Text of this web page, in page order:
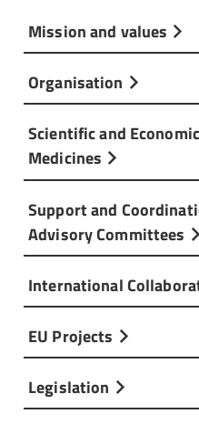
Mission and values
Organisation
Scientific and
Medicines
Support and
Advisory Committees
International
EU Projects
Legislation